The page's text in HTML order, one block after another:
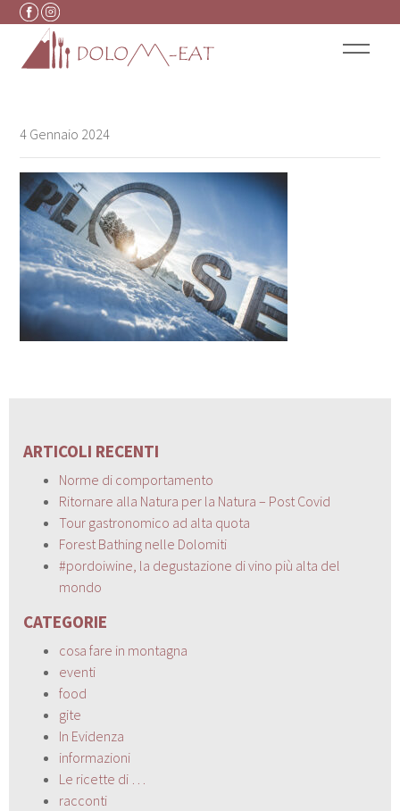
Vai al contenuto
4 Gennaio 2024
ARTICOLI RECENTI
Norme di comportamento
Ritornare alla Natura per la Natura – Post Covid
Tour gastronomico ad alta quota
Forest Bathing nelle Dolomiti
#pordoiwine, la degustazione di vino più alta del
mondo
CATEGORIE
cosa fare in montagna
eventi
food
gite
In Evidenza
informazioni
Le ricette di …
racconti